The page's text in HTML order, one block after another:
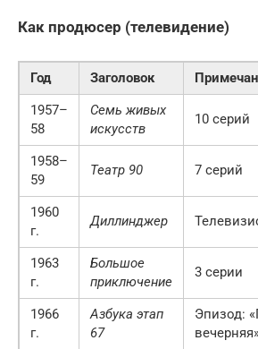
Как продюсер (телевидение)
Год Заголовок
1957–
58
Семь живых
искусств
10 серий
1958–
59
Театр 90 7 серий
1960
г.
Диллинджер
1963
г.
Большое
приключение
3 серии
1966
г.
Азбука этап
67
Эпизод: